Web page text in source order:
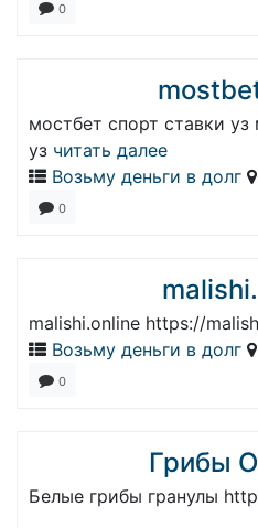
0
мостбет спорт ставки
уз читать далее
Возьму деньги в долг
0
malishi.online https://
Возьму деньги в долг
0
Грибы
Белые грибы гранулы